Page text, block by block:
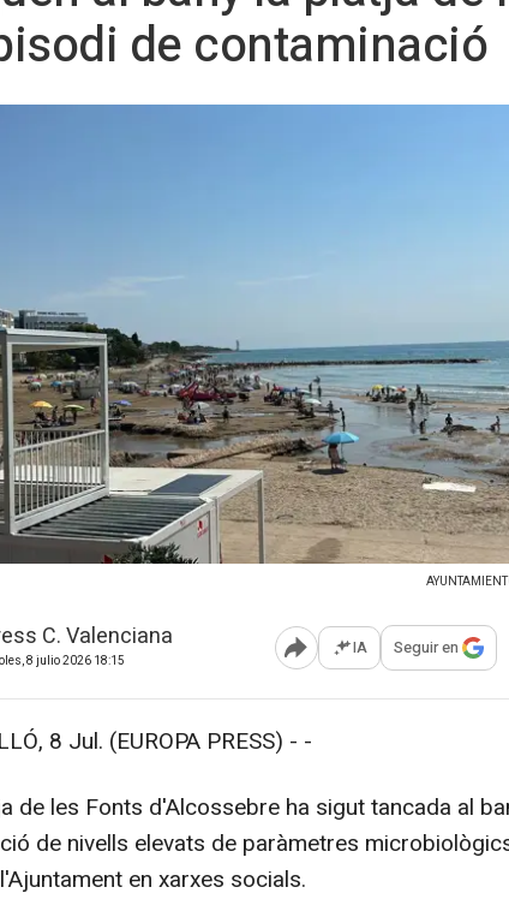
de contaminació
C. Valenciana
8 julio 2026 18:15 Abrir opciones para
IA Seguir en
8 Jul. (EUROPA PRESS) - -
de les Fonts d'Alcossebre ha sigut tancada al
de nivells elevats de paràmetres
en xarxes socials.